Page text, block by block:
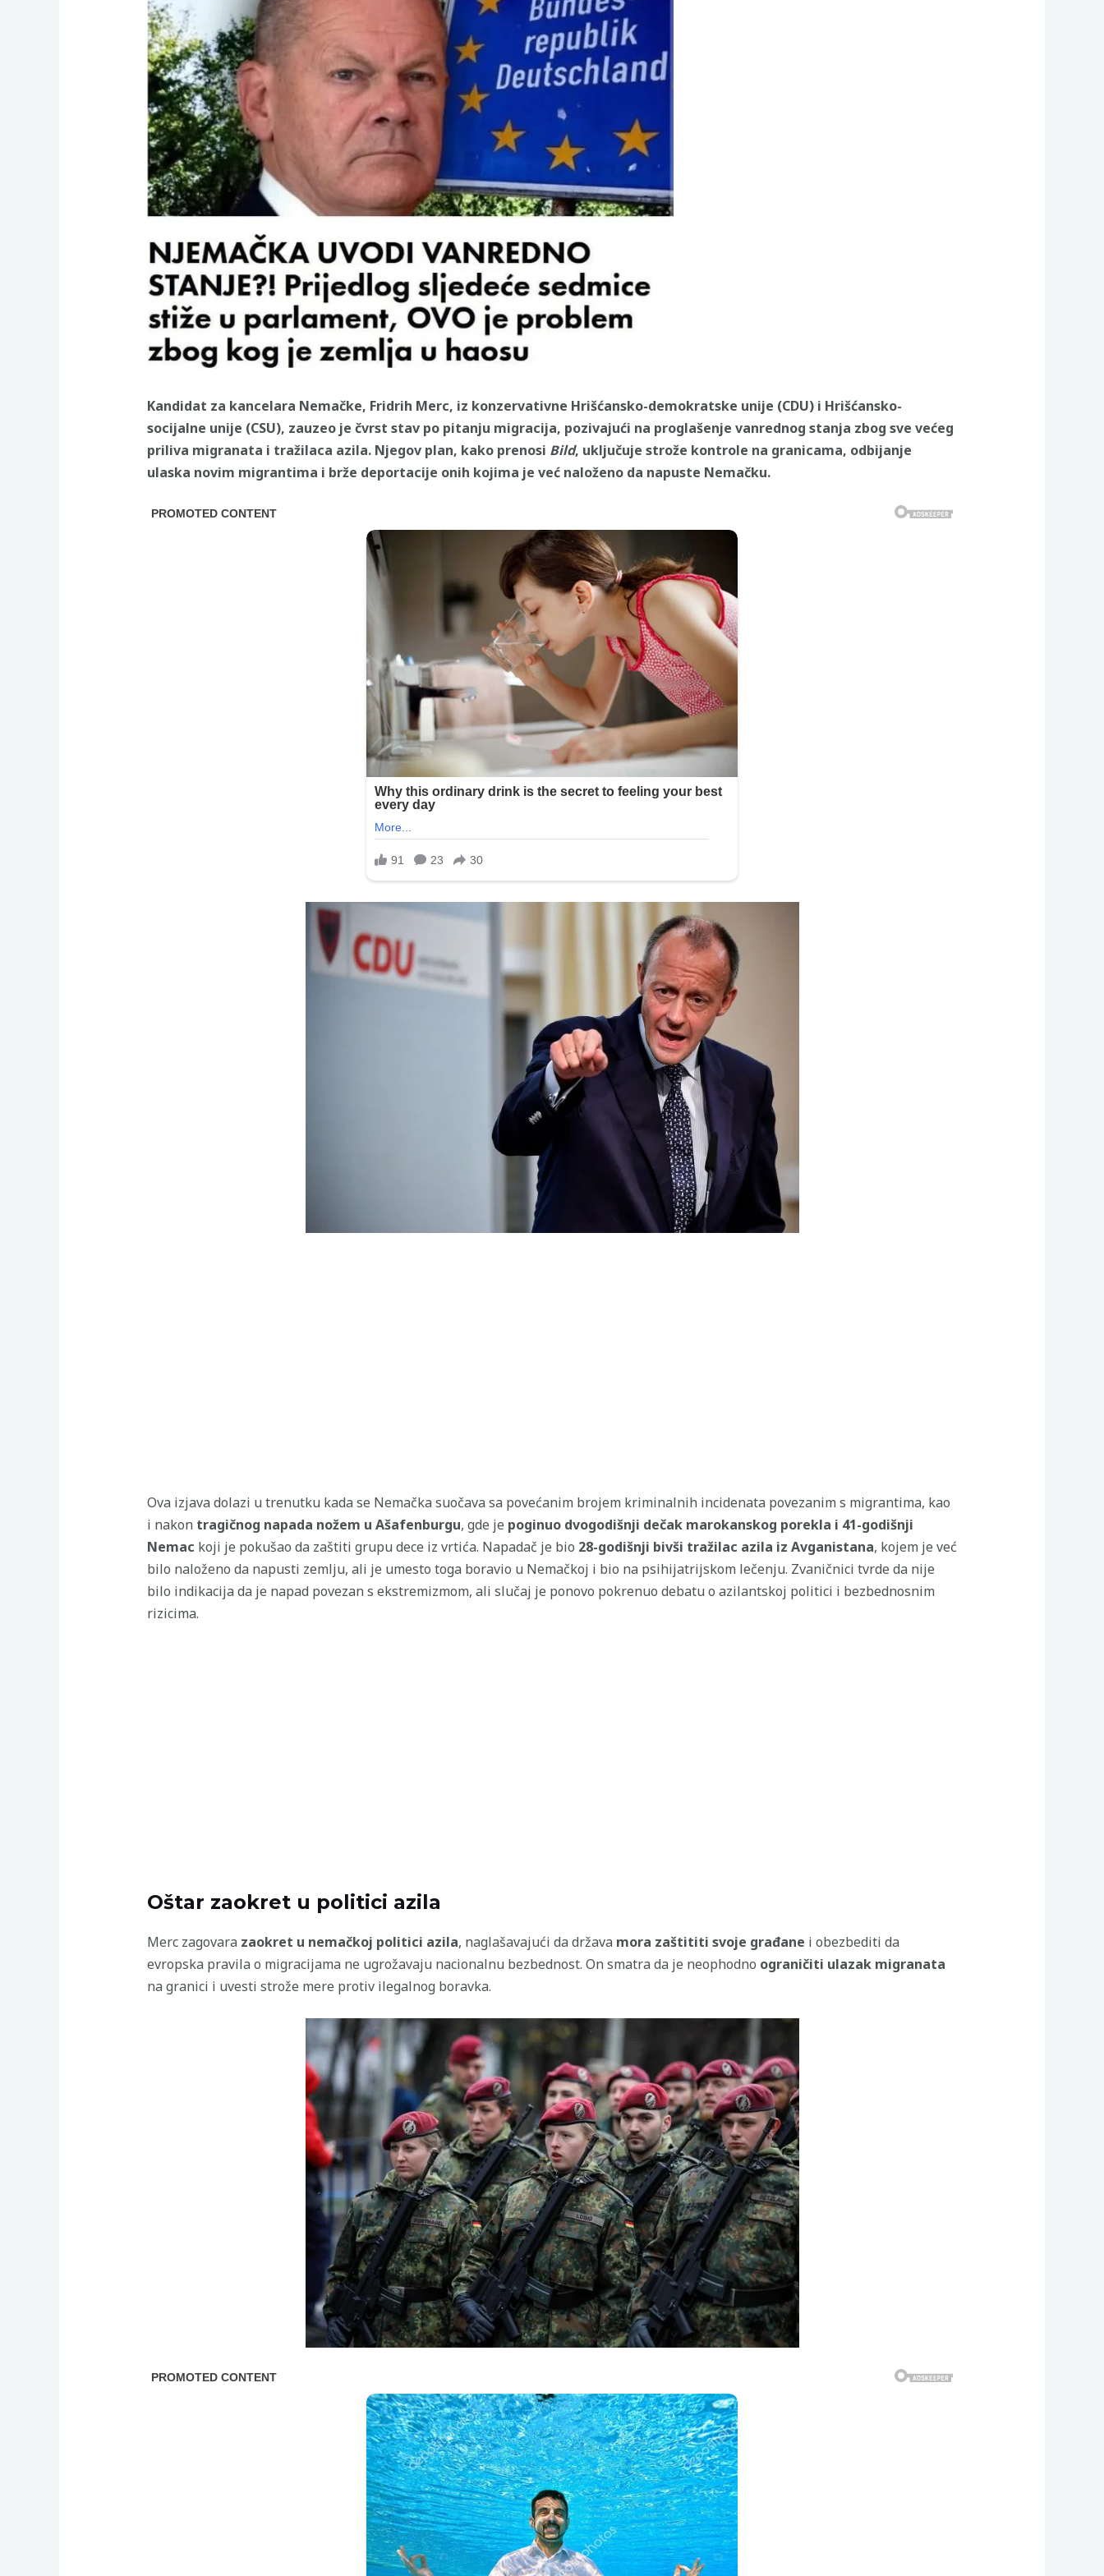
Kandidat za kancelara Nemačke, Fridrih Merc, iz konzervativne Hrišćansko-demokratske unije (CDU) i Hrišćansko-
socijalne unije (CSU), zauzeo je čvrst stav po pitanju migracija, pozivajući na proglašenje vanrednog stanja zbog sve većeg
priliva migranata i tražilaca azila. Njegov plan, kako prenosi Bild, uključuje strože kontrole na granicama, odbijanje
ulaska novim migrantima i brže deportacije onih kojima je već naloženo da napuste Nemačku.
Ova izjava dolazi u trenutku kada se Nemačka suočava sa povećanim brojem kriminalnih incidenata povezanim s migrantima, kao
i nakon tragičnog napada nožem u Ašafenburgu, gde je poginuo dvogodišnji dečak marokanskog porekla i 41-godišnji
Nemac koji je pokušao da zaštiti grupu dece iz vrtića. Napadač je bio 28-godišnji bivši tražilac azila iz Avganistana, kojem je već
bilo naloženo da napusti zemlju, ali je umesto toga boravio u Nemačkoj i bio na psihijatrijskom lečenju. Zvaničnici tvrde da nije
bilo indikacija da je napad povezan s ekstremizmom, ali slučaj je ponovo pokrenuo debatu o azilantskoj politici i bezbednosnim
rizicima.
Oštar zaokret u politici azila
Merc zagovara zaokret u nemačkoj politici azila, naglašavajući da država mora zaštititi svoje građane i obezbediti da
evropska pravila o migracijama ne ugrožavaju nacionalnu bezbednost. On smatra da je neophodno ograničiti ulazak migranata
na granici i uvesti strože mere protiv ilegalnog boravka.